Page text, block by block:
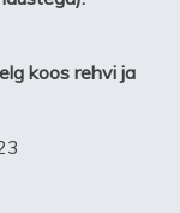
koos rehvi ja